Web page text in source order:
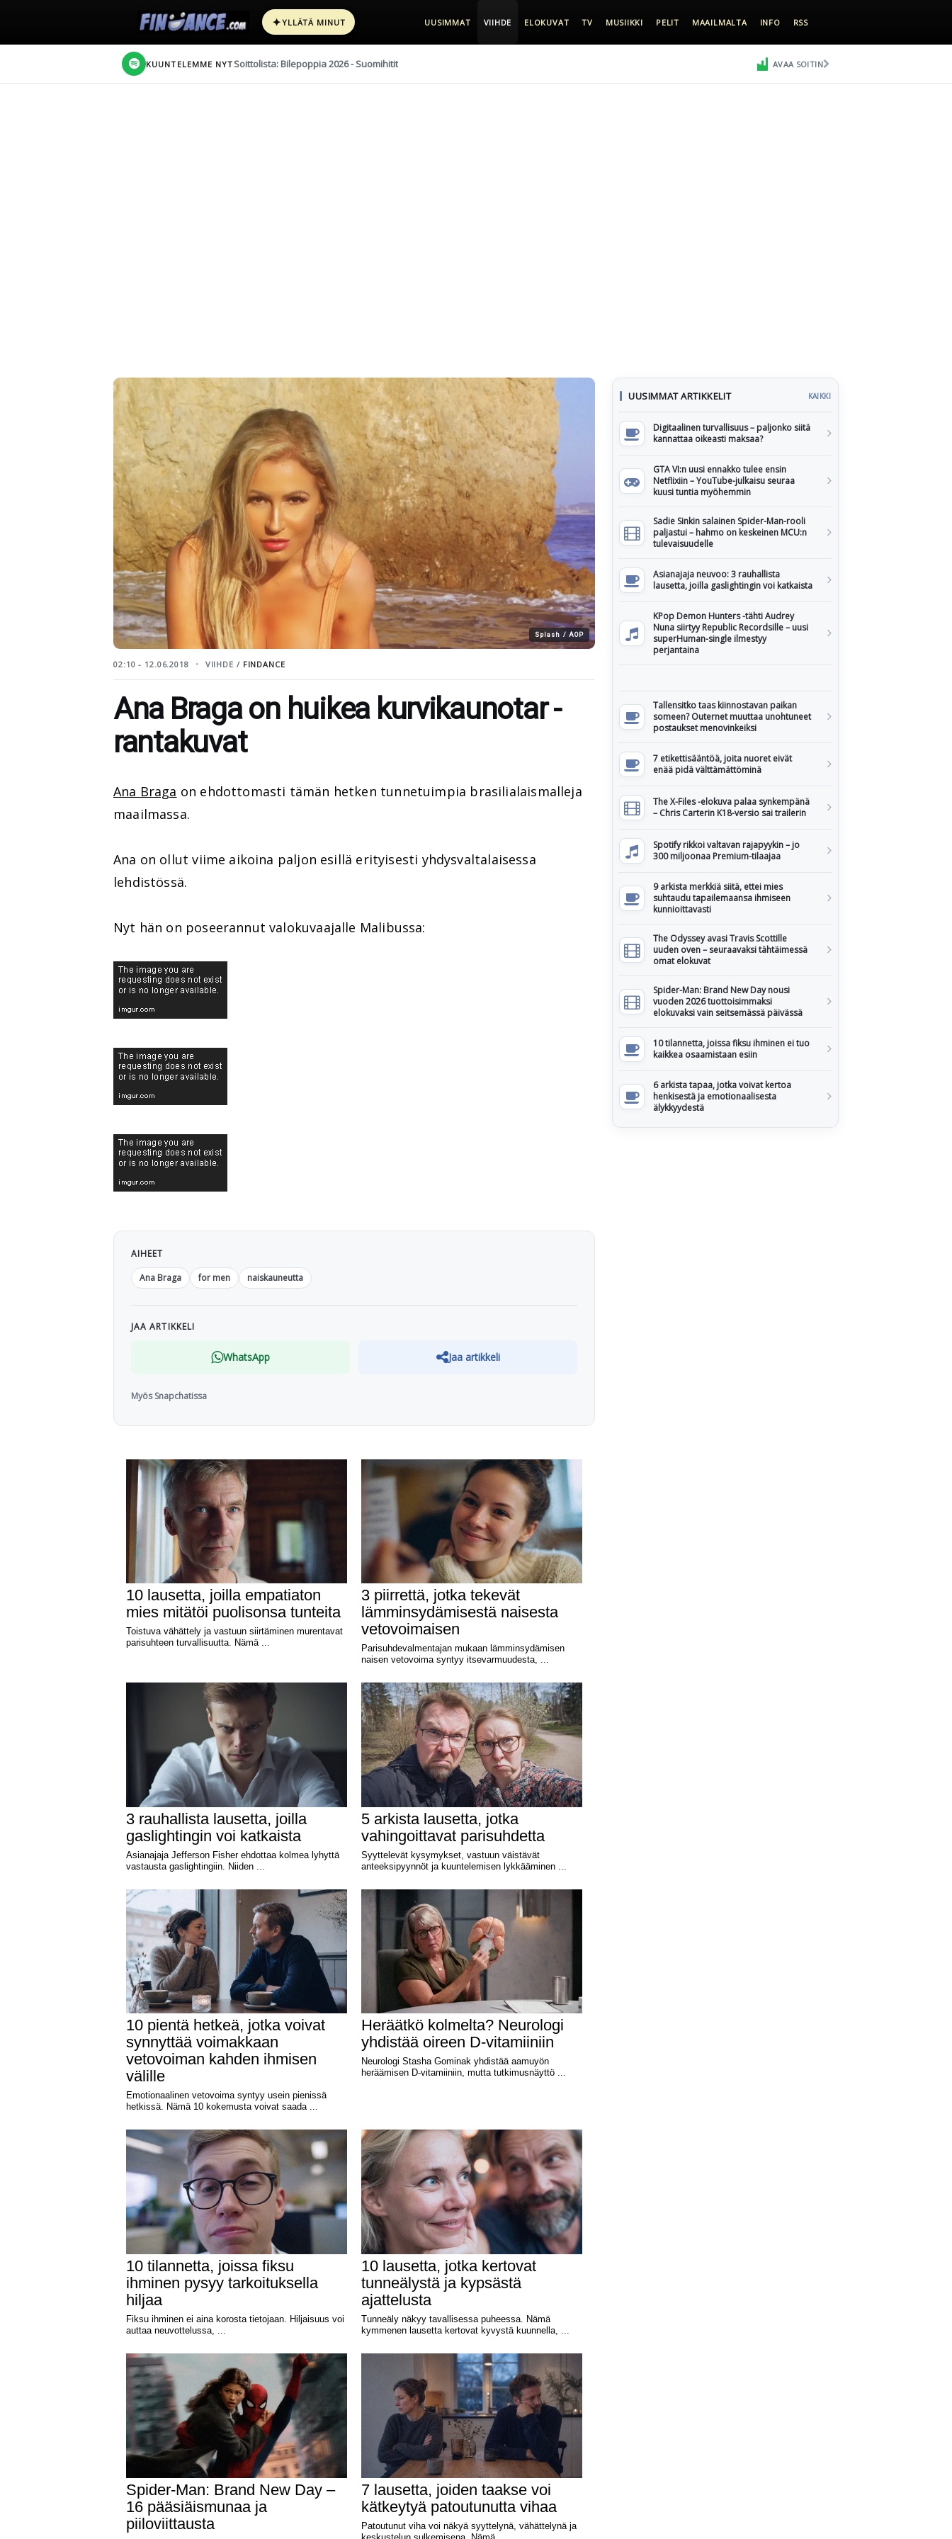
✦YLLÄTÄ MINUT UUSIMMAT VIIHDE ELOKUVAT TV MUSIIKKI PELIT MAAILMALTA INFO RSS
KUUNTELEMME NYT Soittolista: Bilepoppia 2026 - Suomihitit AVAA SOITIN
Splash / AOP
02:10 - 12.06.2018 VIIHDE / FINDANCE
Ana Braga on huikea kurvikaunotar -
rantakuvat
Ana Braga on ehdottomasti tämän hetken tunnetuimpia brasilialaismalleja
maailmassa.
Ana on ollut viime aikoina paljon esillä erityisesti yhdysvaltalaisessa
lehdistössä.
Nyt hän on poseerannut valokuvaajalle Malibussa:
AIHEET
Ana Braga
for men naiskauneutta
JAA ARTIKKELI
WhatsApp Jaa artikkeli
Myös Snapchatissa
UUSIMMAT ARTIKKELIT KAIKKI
Digitaalinen turvallisuus – paljonko siitä
kannattaa oikeasti maksaa?
GTA VI:n uusi ennakko tulee ensin
Netflixiin – YouTube-julkaisu seuraa
kuusi tuntia myöhemmin
Sadie Sinkin salainen Spider-Man-rooli
paljastui – hahmo on keskeinen MCU:n
tulevaisuudelle
Asianajaja neuvoo: 3 rauhallista
lausetta, joilla gaslightingin voi katkaista
KPop Demon Hunters -tähti Audrey
Nuna siirtyy Republic Recordsille – uusi
superHuman-single ilmestyy
perjantaina
Tallensitko taas kiinnostavan paikan
someen? Outernet muuttaa unohtuneet
postaukset menovinkeiksi
7 etikettisääntöä, joita nuoret eivät
enää pidä välttämättöminä
The X-Files -elokuva palaa synkempänä
– Chris Carterin K18-versio sai trailerin
Spotify rikkoi valtavan rajapyykin – jo
300 miljoonaa Premium-tilaajaa
9 arkista merkkiä siitä, ettei mies
suhtaudu tapailemaansa ihmiseen
kunnioittavasti
The Odyssey avasi Travis Scottille
uuden oven – seuraavaksi tähtäimessä
omat elokuvat
Spider-Man: Brand New Day nousi
vuoden 2026 tuottoisimmaksi
elokuvaksi vain seitsemässä päivässä
10 tilannetta, joissa fiksu ihminen ei tuo
kaikkea osaamistaan esiin
6 arkista tapaa, jotka voivat kertoa
henkisestä ja emotionaalisesta
älykkyydestä